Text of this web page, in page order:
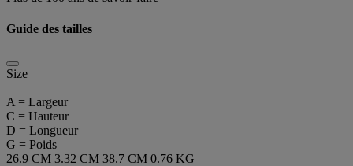
Guide des tailles
Size
A = Largeur
C = Hauteur
D = Longueur
G = Poids
26.9 CM 3.32 CM 38.7 CM 0.76 KG